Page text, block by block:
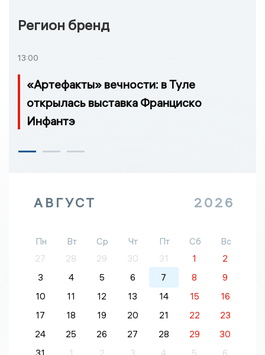
Регион бренд
13:00
«Артефакты» вечности: в Туле
открылась выставка Франциско
Инфантэ
АВГУСТ 2026
Пн Вт Ср Чт Пт Сб
Вс
27
28 29 30 31 1
2
3
4 5 6 7 8
9
10
11 12 13 14 15
16
17
18 19 20 21 22
23
24
25 26 27 28 29
30